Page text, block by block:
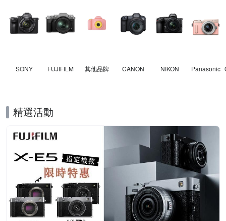
SONY FUJIFILM 其他品牌 CANON NIKON Panasonic
精選活動